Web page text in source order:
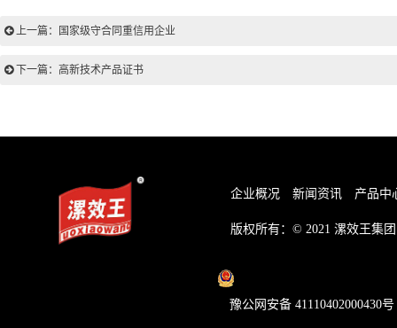
上一篇：国家级守合同重信用企业
下一篇：高新技术产品证书
企业概况 新闻资讯 产品中
版权所有：© 2021 漯效王集团
豫公网安备 41110402000430号